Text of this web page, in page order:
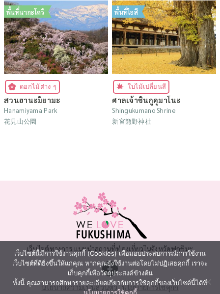
พื้นที่นากะโดริ
ดอกไม้ต่าง ๆ
สวนฮานะมิยามะ
Hanamiyama Park
花見山公園
พื้นที่ไอสึ
ใบไม้เปลี่ยนสี
ศาลเจ้าชินกูคุมาโนะ
Shingukumano Shrine
新宮熊野神社
เว็บไซต์ทางการ แนะนำสถานที่ท่องเที่ยวในจังหวัดฟุกุชิมะ
นโยบายความเป็นส่วนตัว นโยบายการใช้คุกกี้
เว็บไซต์นี้มีการใช้งานคุกกี้ (Cookies) เพื่อมอบประสบการณ์การใช้งาน
เว็บไซต์ที่ดียิ่งขึ้นให้แก่คุณ หากคุณยังใช้งานต่อโดยไม่ปฏิเสธคุกกี้ เราจะ
เก็บคุกกี้เพื่อวัตถุประสงค์ข้างต้น
ทั้งนี้ คุณสามารถศึกษารายละเอียดเกี่ยวกับการใช้คุกกี้ของเว็บไซต์นี้ได้ที่